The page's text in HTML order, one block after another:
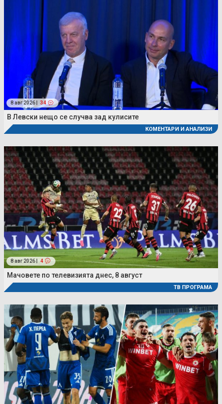
8 авг 2026 | 34
В Левски нещо се случва зад кулисите
КОМЕНТАРИ И АНАЛИЗИ
8 авг 2026 | 4
Мачовете по телевизията днес, 8 август
ТВ ПРОГРАМА